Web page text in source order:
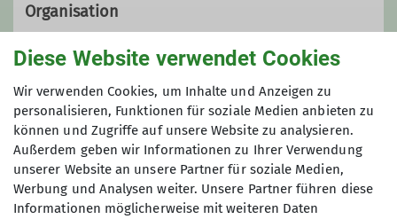
Organisation
Catherine Rülke
Diese Website verwendet Cookies
Wir verwenden Cookies, um Inhalte und Anzeigen zu
personalisieren, Funktionen für soziale Medien anbieten zu
können und Zugriffe auf unsere Website zu analysieren.
Außerdem geben wir Informationen zu Ihrer Verwendung
unserer Website an unsere Partner für soziale Medien,
Werbung und Analysen weiter. Unsere Partner führen diese
Informationen möglicherweise mit weiteren Daten